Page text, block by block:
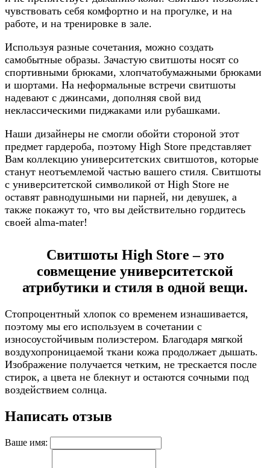
чувствовать себя комфортно и на прогулке, и на
работе, и на тренировке в зале.
Используя разные сочетания, можно создать
самобытные образы. Зачастую свитшоты носят со
спортивными брюками, хлопчатобумажными брюками
и шортами. На неформальные встречи свитшоты
надевают с джинсами, дополняя свой вид
неклассическими пиджаками или рубашками.
Наши дизайнеры не смогли обойти стороной этот
предмет гардероба, поэтому High Store представляет
Вам коллекцию университетских свитшотов, которые
станут неотъемлемой частью вашего стиля. Свитшоты
с университетской символикой от High Store не
оставят равнодушными ни парней, ни девушек, а
также покажут то, что вы действительно гордитесь
своей alma-mater!
Свитшоты High Store – это
совмещение университетской
атрибутики и стиля в одной вещи.
Стопроцентный хлопок со временем изнашивается,
поэтому мы его используем в сочетании с
износоустойчивым полиэстером. Благодаря мягкой
воздухопроницаемой ткани кожа продолжает дышать.
Изображение получается четким, не трескается после
стирок, а цвета не блекнут и остаются сочными под
воздействием солнца.
Написать отзыв
Ваше имя: